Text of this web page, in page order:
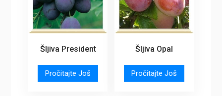
Šljiva President
Pročitajte Još
Šljiva Opal
Pročitajte Još